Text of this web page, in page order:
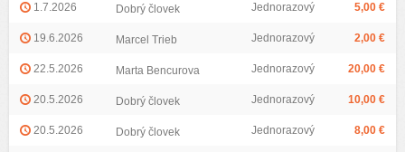
1.7.2026 Dobrý človek Jednorazový 5,00 €
19.6.2026 Marcel Trieb Jednorazový 2,00 €
22.5.2026 Marta Bencurova Jednorazový 20,00 €
20.5.2026 Dobrý človek Jednorazový 10,00 €
20.5.2026 Dobrý človek Jednorazový 8,00 €